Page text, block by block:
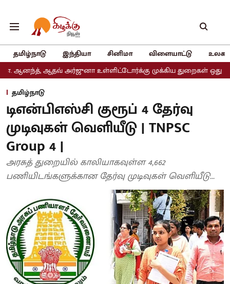
தமிழ்நாடு இந்தியா சினிமா விளையாட்டு
அர்ஜுனா உள்ளிட்டோர்க்கு முக்கிய துறைகள் ஒதுக்கீடு
தமிழ்நாடு
டிஎன்பிஎஸ்சி குரூப் 4 தேர்வு
முடிவுகள் வெளியீடு | TNPSC
Group 4 |
அரசுத் துறையில் காலியாகவுள்ள 4,662
பணியிடங்களுக்கான தேர்வு முடிவுகள் வெளியீடு...